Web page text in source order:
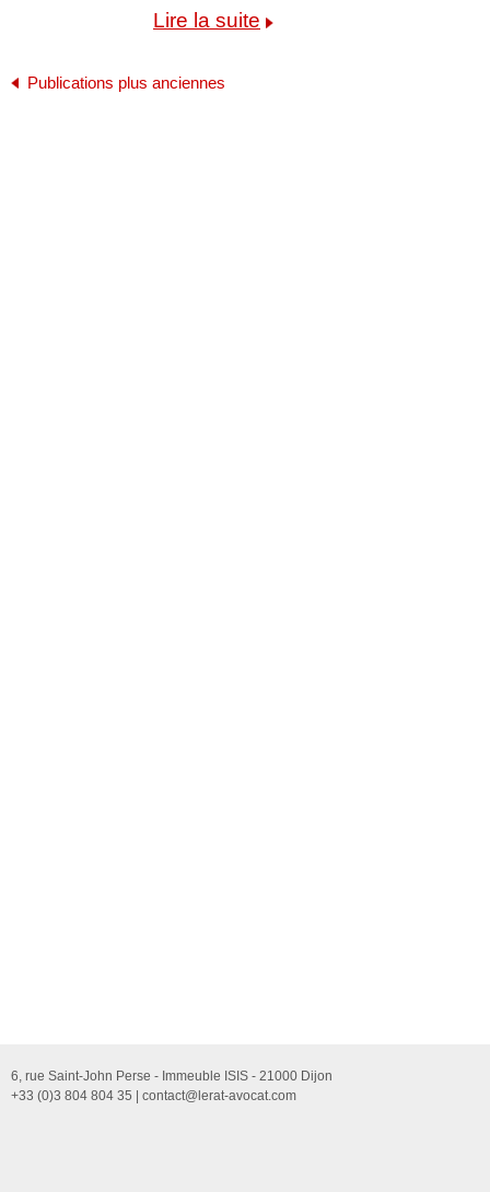
Lire la suite
Publications plus anciennes
6, rue Saint-John Perse - Immeuble ISIS - 21000 Dijon
+33 (0)3 804 804 35 | contact@lerat-avocat.com